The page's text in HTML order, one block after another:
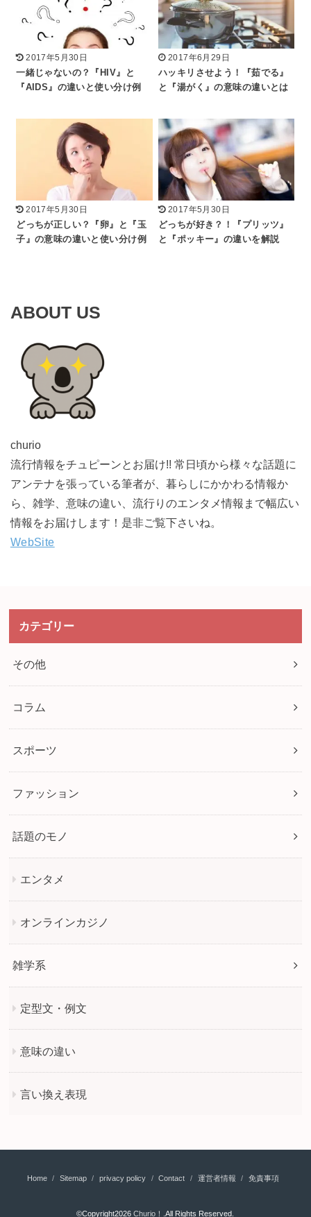
2017年5月30日
一緒じゃないの？『HIV』と
『AIDS』の違いと使い分け例
2017年6月29日
ハッキリさせよう！『茹でる』
と『湯がく』の意味の違いとは
2017年5月30日
どっちが正しい？『卵』と『玉
子』の意味の違いと使い分け例
2017年5月30日
どっちが好き？！『プリッツ』
と『ポッキー』の違いを解説
ABOUT US
churio
流行情報をチュピーンとお届け!! 常日頃から様々な話題に
アンテナを張っている筆者が、暮らしにかかわる情報か
ら、雑学、意味の違い、流行りのエンタメ情報まで幅広い
情報をお届けします！是非ご覧下さいね。
WebSite
カテゴリー
その他
コラム
スポーツ
ファッション
話題のモノ
エンタメ
オンラインカジノ
雑学系
定型文・例文
意味の違い
言い換え表現
Home Sitemap privacy policy Contact 運営者情報 免責事項
©Copyright2026Churio！ .All Rights Reserved.